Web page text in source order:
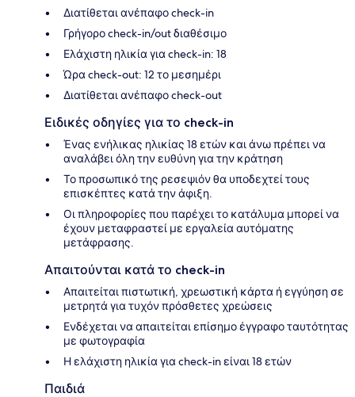
Διατίθεται ανέπαφο check-in
Γρήγορο check-in/out διαθέσιμο
Ελάχιστη ηλικία για check-in: 18
Ώρα check-out: 12 το μεσημέρι
Διατίθεται ανέπαφο check-out
Ειδικές οδηγίες για το check-in
Ένας ενήλικας ηλικίας 18 ετών και άνω πρέπει να
αναλάβει όλη την ευθύνη για την κράτηση
Το προσωπικό της ρεσεψιόν θα υποδεχτεί τους
επισκέπτες κατά την άφιξη.
Οι πληροφορίες που παρέχει το κατάλυμα μπορεί να
έχουν μεταφραστεί με εργαλεία αυτόματης
μετάφρασης.
Απαιτούνται κατά το check-in
Απαιτείται πιστωτική, χρεωστική κάρτα ή εγγύηση σε
μετρητά για τυχόν πρόσθετες χρεώσεις
Ενδέχεται να απαιτείται επίσημο έγγραφο ταυτότητας
με φωτογραφία
Η ελάχιστη ηλικία για check-in είναι 18 ετών
Παιδιά